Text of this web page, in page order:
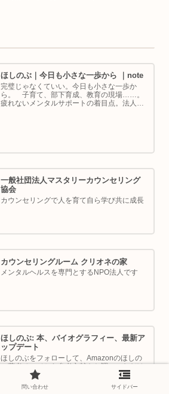
ほしのぶ｜今日も小さな一歩から ｜note
完璧じゃなくていい。今日も小さな一歩か
ら。 子育て、部下育成、教育の現場……。
疲れないメンタルサポートの着目点。法人代
一般社団法人マスタリーカウンセリング
協会
カウンセリングで人を育て自ら学び共に成長
カウンセリングルーム クリオネの家
メンタルヘルスを専門とするNPO法人です
ほしのぶ: 本、バイオグラフィー、最新ア
ップデート
ほしのぶをフォローして、Amazonのほしの
ぶ著者ページから参考文献をお調べいただけ
問い合わせ サイドバー